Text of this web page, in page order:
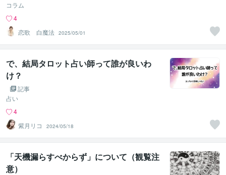
コラム
4
恋歌 白魔法 2025/05/01
で、結局タロット占い師って誰が良いわ
け？
記事
占い
4
紫月リコ
2024/05/18
「天機漏らすべからず」について（観覧注
意）